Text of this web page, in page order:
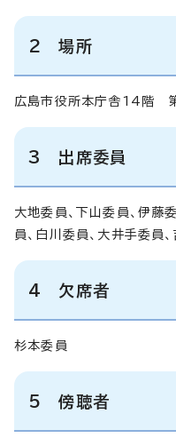
2 場所
広島市役所本庁舎14階
3 出席委員
大地委員、下山委員、伊藤
員、白川委員、大井手委員
4 欠席者
杉本委員
5 傍聴者